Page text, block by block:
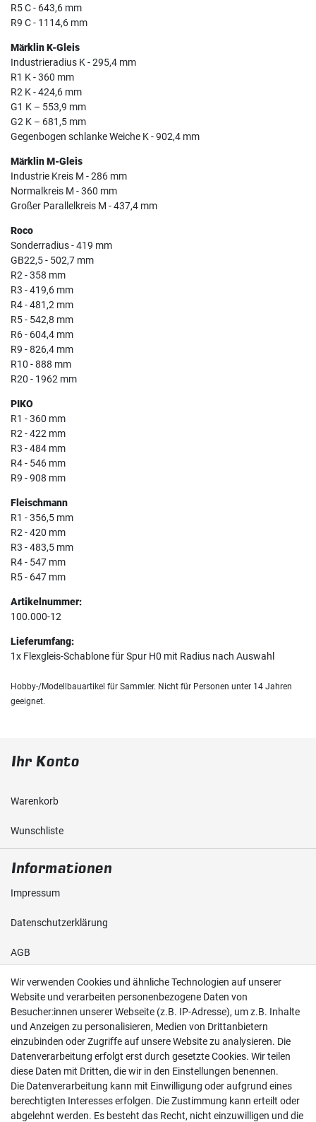
R5 C - 643,6 mm
R9 C - 1114,6 mm
Märklin K-Gleis
Industrieradius K - 295,4 mm
R1 K - 360 mm
R2 K - 424,6 mm
G1 K – 553,9 mm
G2 K – 681,5 mm
Gegenbogen schlanke Weiche K - 902,4 mm
Märklin M-Gleis
Industrie Kreis M - 286 mm
Normalkreis M - 360 mm
Großer Parallelkreis M - 437,4 mm
Roco
Sonderradius - 419 mm
GB22,5 - 502,7 mm
R2 - 358 mm
R3 - 419,6 mm
R4 - 481,2 mm
R5 - 542,8 mm
R6 - 604,4 mm
R9 - 826,4 mm
R10 - 888 mm
R20 - 1962 mm
PIKO
R1 - 360 mm
R2 - 422 mm
R3 - 484 mm
R4 - 546 mm
R9 - 908 mm
Fleischmann
R1 - 356,5 mm
R2 - 420 mm
R3 - 483,5 mm
R4 - 547 mm
R5 - 647 mm
Artikelnummer:
100.000-12
Lieferumfang:
1x Flexgleis-Schablone für Spur H0 mit Radius nach Auswahl
Hobby-/Modellbauartikel für Sammler. Nicht für Personen unter 14 Jahren
geeignet.
Ihr Konto
Warenkorb
Wunschliste
Informationen
Impressum
Daten­schutz­erklärung
AGB
Shop
Kontakt
Versand & Zahlung
Widerrufs­recht
Widerruf erklären
Wir verwenden Cookies und ähnliche Technologien auf unserer
Website und verarbeiten personenbezogene Daten von
Besucher:innen unserer Webseite (z.B. IP-Adresse), um z.B. Inhalte
und Anzeigen zu personalisieren, Medien von Drittanbietern
einzubinden oder Zugriffe auf unsere Website zu analysieren. Die
Datenverarbeitung erfolgt erst durch gesetzte Cookies. Wir teilen
diese Daten mit Dritten, die wir in den Einstellungen benennen.
Die Datenverarbeitung kann mit Einwilligung oder aufgrund eines
berechtigten Interesses erfolgen. Die Zustimmung kann erteilt oder
abgelehnt werden. Es besteht das Recht, nicht einzuwilligen und die